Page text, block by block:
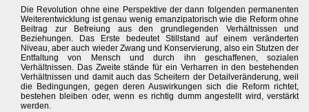
Die Revolution ohne eine Perspektive der dann folgenden permanenten
Weiterentwicklung ist genau wenig emanzipatorisch wie die Reform ohne
Beitrag zur Befreiung aus den grundlegenden Verhältnissen und
Beziehungen. Das Erste bedeutet Stillstand auf einem veränderten
Niveau, aber auch wieder Zwang und Konservierung, also ein Stutzen der
Entfaltung von Mensch und durch ihn geschaffenen, sozialen
Verhältnissen. Das Zweite stände für ein Verharren in den bestehenden
Verhältnissen und damit auch das Scheitern der Detailveränderung, weil
die Bedingungen, gegen deren Auswirkungen sich die Reform richtet,
bestehen bleiben oder, wenn es richtig dumm angestellt wird, verstärkt
werden.